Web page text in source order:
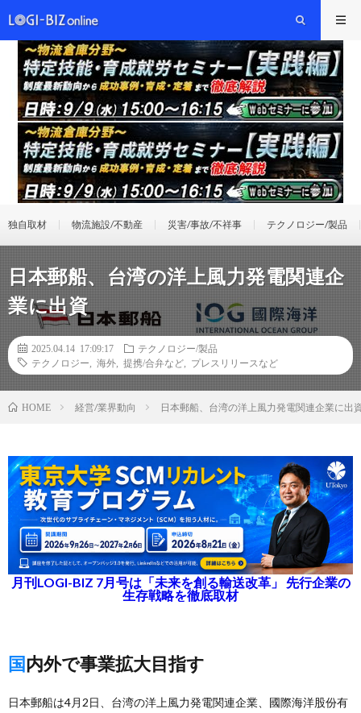
独自取材 物流施設/不動産 災害/事故/不祥事 テクノロジー/製品
日本郵船、台湾の洋上風力発電関連企
業に出資
2025.04.14 17:09:17
テクノロジー/製品
テクノロジー
海外 提携/合弁など プレスリリースなど
HOME 経営/業界動向 日本郵船、台湾の洋上風力発電関連企業に出
月刊LOGI-BIZ 7月号は「未来を創る輸送改革」 先行企業の
生存戦略を徹底取材
国内外で事業拡大目指す
日本郵船は4月2日、台湾の洋上風力発電関連企業、國際海洋股份有